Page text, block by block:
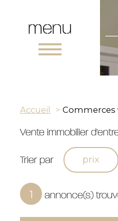
menu
Accueil Commerces
Vente immobilier
Trier par prix
1 annonce(s)